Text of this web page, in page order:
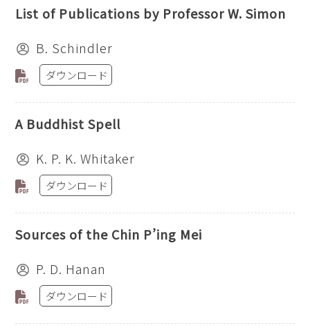
List of Publications by Professor W. Simon
B. Schindler
ダウンロード
A Buddhist Spell
K. P. K. Whitaker
ダウンロード
Sources of the Chin P’ing Mei
P. D. Hanan
ダウンロード